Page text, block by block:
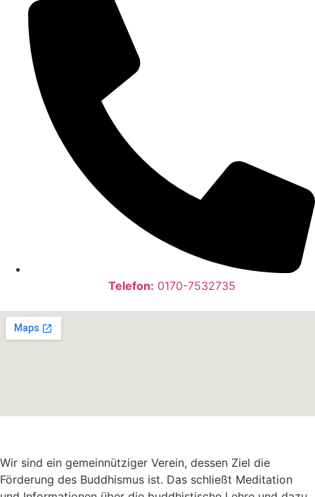
Telefon: 0170-7532735
Wir sind ein gemeinnütziger Verein, dessen Ziel die
Förderung des Buddhismus ist. Das schließt Meditation